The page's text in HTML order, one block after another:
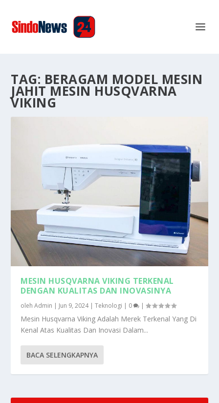
TAG: BERAGAM MODEL MESIN
JAHIT MESIN HUSQVARNA
VIKING
MESIN HUSQVARNA VIKING TERKENAL
DENGAN KUALITAS DAN INOVASINYA
olehAdmin | Jun 9, 2024|Teknologi | 0 |
Mesin Husqvarna Viking Adalah Merek Terkenal Yang Di
Kenal Atas Kualitas Dan Inovasi Dalam...
BACA SELENGKAPNYA